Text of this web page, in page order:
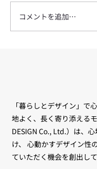
コメントを追加…
「暮らしとデザイン」で
地よく、長く寄り添える
DESIGN Co., Ltd.）は、
け、 心動かすデザイン性
ていただく機会を創出して